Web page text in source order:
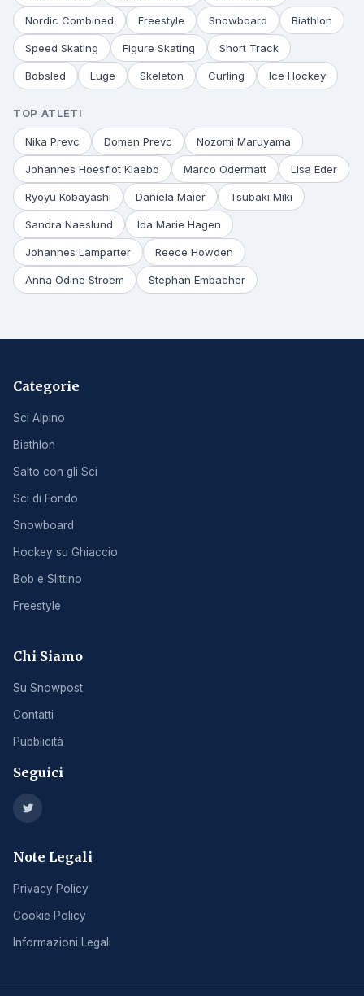
Nordic Combined Freestyle Snowboard Biathlon
Speed Skating Figure Skating Short Track
Bobsled Luge Skeleton Curling Ice Hockey
TOP ATLETI
Nika Prevc Domen Prevc Nozomi Maruyama
Johannes Hoesflot Klaebo Marco Odermatt Lisa Eder
Ryoyu Kobayashi Daniela Maier Tsubaki Miki
Sandra Naeslund Ida Marie Hagen
Johannes Lamparter Reece Howden
Anna Odine Stroem Stephan Embacher
Categorie
Sci Alpino
Biathlon
Salto con gli Sci
Sci di Fondo
Snowboard
Hockey su Ghiaccio
Bob e Slittino
Freestyle
Chi Siamo
Su Snowpost
Contatti
Pubblicità
Seguici
Note Legali
Privacy Policy
Cookie Policy
Informazioni Legali